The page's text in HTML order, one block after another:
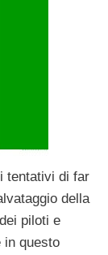
tentativi di far
della
piloti e
in questo